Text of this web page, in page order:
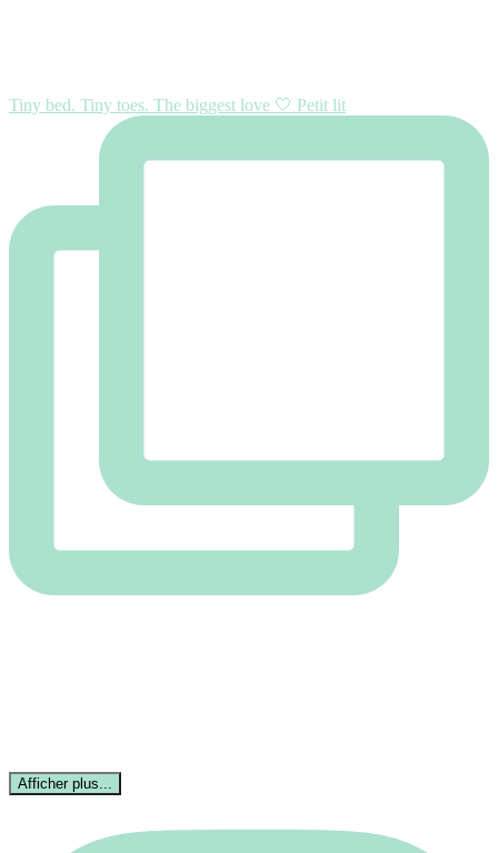
Tiny bed. Tiny toes. The biggest love 🤍 Petit lit
Afficher plus...